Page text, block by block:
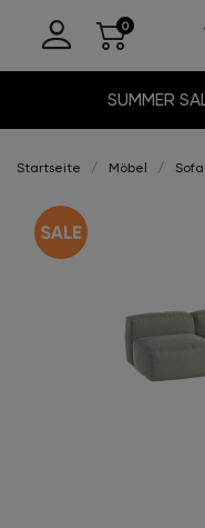
SUMMER
Startseite Möbel